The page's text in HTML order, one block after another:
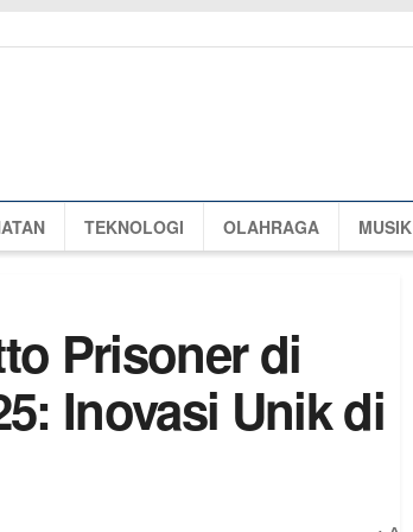
TEKNOLOGI OLAHRAGA MUSIK
Prisoner di
Inovasi Unik di